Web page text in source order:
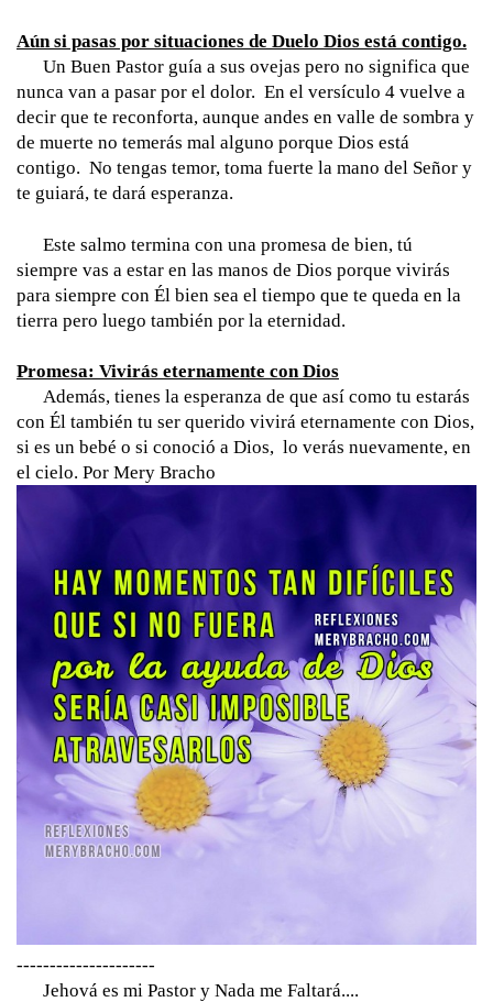
Aún si pasas por situaciones de Duelo Dios está contigo.
nunca van a pasar por el dolor.  En el versículo 4 vuelve a
decir que te reconforta, aunque andes en valle de sombra y
de muerte no temerás mal alguno porque Dios está
contigo.  No tengas temor, toma fuerte la mano del Señor y
te guiará, te dará esperanza.
siempre vas a estar en las manos de Dios porque vivirás
para siempre con Él bien sea el tiempo que te queda en la
tierra pero luego también por la eternidad.
Promesa: Vivirás eternamente con Dios
con Él también tu ser querido vivirá eternamente con Dios,
si es un bebé o si conoció a Dios,  lo verás nuevamente, en
el cielo. Por Mery Bracho
---------------------
      Jehová es mi Pastor y Nada me Faltará....